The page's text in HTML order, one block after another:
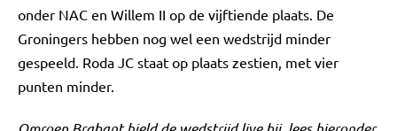
onder NAC en Willem II op de vijftiende plaats. De
Groningers hebben nog wel een wedstrijd minder
gespeeld. Roda JC staat op plaats zestien, met vier
punten minder.